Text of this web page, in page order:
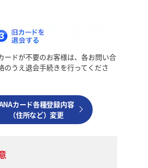
ードが不要のお客様は、各お問い合
のうえ退会手続きを行ってくださ
カード各種登録内容
（住所など）変更